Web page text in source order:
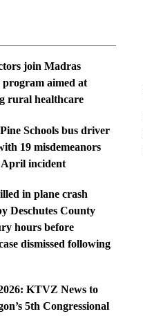
join Madras
program aimed at
rural healthcare
Schools bus driver
19 misdemeanors
incident
in plane crash
Deschutes County
hours before
dismissed following
KTVZ News to
5th Congressional